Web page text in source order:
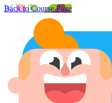
Back to Course Page